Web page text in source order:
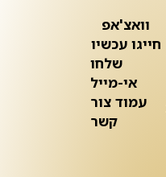
וואצ'אפ
חייגו עכשיו
שלחו
אי-מייל
עמוד צור
קשר